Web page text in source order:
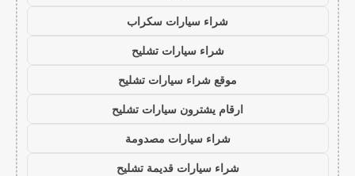
شراء سيارات سكراب
شراء سيارات تشليح
موقع شراء سيارات تشليح
ارقام يشترون سيارات تشليح
شراء سيارات مصدومة
شراء سيارات قديمة تشليح